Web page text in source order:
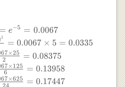
p_1=e^{-m} \cdot
5}(5)^1}
\\
25}{2}=0.08375
= e−5 = 0.0067
1
= 0.0067 × 5 = 0.0335
2
×25 = 0.08375
6
× 125 = 0.13958
24
×625 = 0.17447